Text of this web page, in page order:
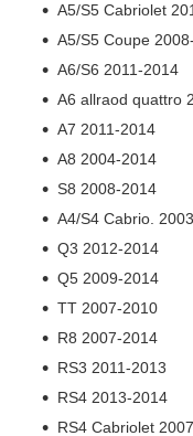
A5/S5 Cabriolet
A5/S5 Coupe
A6/S6 2011-2014
A6 allraod quattro
A7 2011-2014
A8 2004-2014
S8 2008-2014
A4/S4 Cabrio.
Q3 2012-2014
Q5 2009-2014
TT 2007-2010
R8 2007-2014
RS3 2011-2013
RS4 2013-2014
RS4 Cabriolet